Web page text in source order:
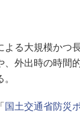
る大規模かつ
外出時の時間
国土交通省防災